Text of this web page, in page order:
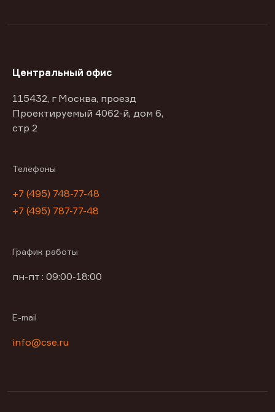
Центральный офис
115432, г Москва, проезд
Проектируемый 4062-й, дом 6,
стр 2
Телефоны
+7 (495) 748-77-48
+7 (495) 787-77-48
График работы
пн-пт : 09:00-18:00
E-mail
info@cse.ru